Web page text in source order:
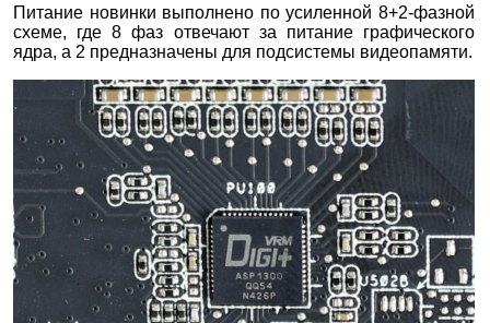
Питание новинки выполнено по усиленной 8+2-фазной
схеме, где 8 фаз отвечают за питание графического
ядра, а 2 предназначены для подсистемы видеопамяти.